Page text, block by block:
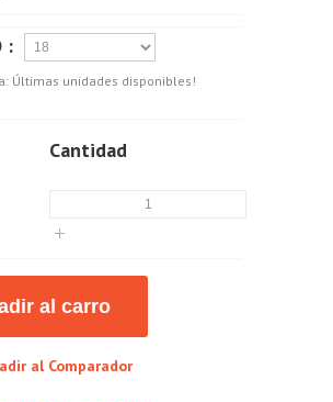
:
Últimas unidades disponibles!
Cantidad
al Comparador